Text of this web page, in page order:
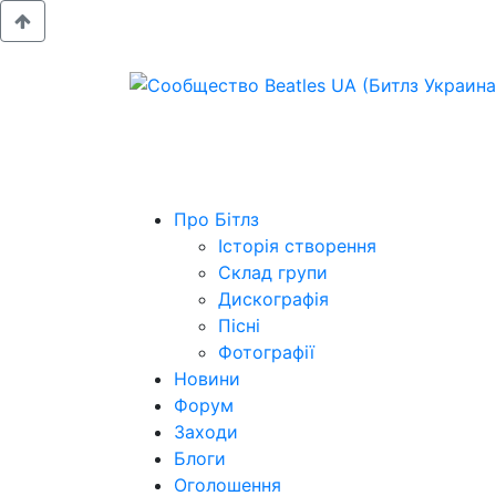
Про Бітлз
Історія створення
Склад групи
Дискографія
Пісні
Фотографії
Новини
Форум
Заходи
Блоги
Оголошення